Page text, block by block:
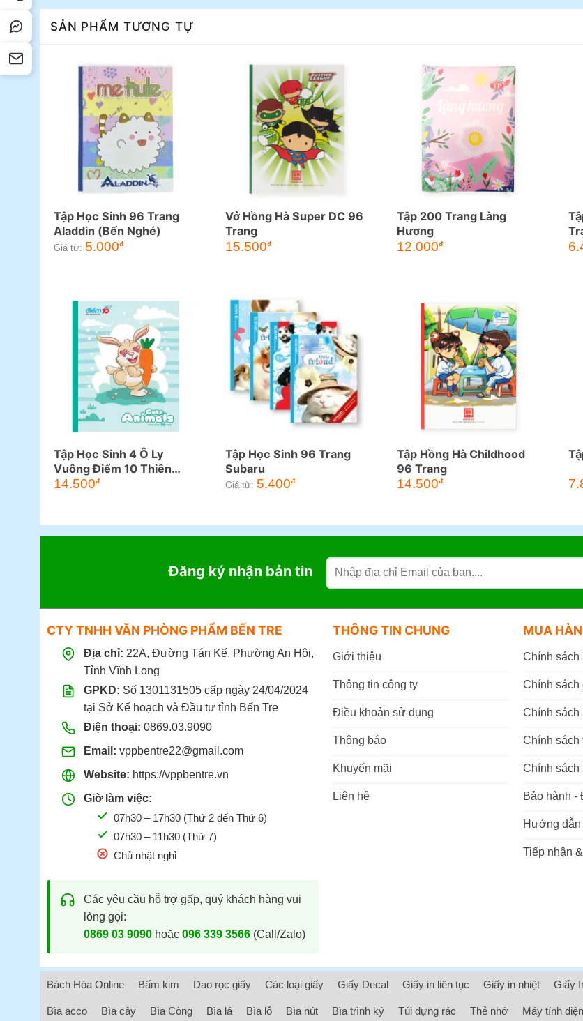
SẢN PHẨM TƯƠNG TỰ
Tập Học Sinh 96 Trang
Aladdin (Bến Nghé)
Giá từ: 5.000đ
Vở Hồng Hà Super DC 96
Trang
15.500đ
Tập 200 Trang Làng
Hương
12.000đ
Tập Học Sinh 4 Ô Ly
Vuông Điểm 10 Thiên
Long 96 Trang
14.500đ
Tập Học Sinh 96 Trang
Subaru
Giá từ: 5.400đ
Tập Hồng Hà Childhood
96 Trang
14.500đ
Đăng ký nhận bản tin
CTY TNHH VĂN PHÒNG PHẨM BẾN TRE
Địa chỉ: 22A, Đường Tán Kế, Phường An Hội,
Tỉnh Vĩnh Long
GPKD: Số 1301131505 cấp ngày 24/04/2024
tại Sở Kế hoạch và Đầu tư tỉnh Bến Tre
Điện thoại: 0869.03.9090
Email: vppbentre22@gmail.com
Website: https://vppbentre.vn
Giờ làm việc:
07h30 – 17h30 (Thứ 2 đến Thứ 6)
07h30 – 11h30 (Thứ 7)
Chủ nhật nghỉ
Các yêu cầu hỗ trợ gấp, quý khách hàng vui
lòng gọi:
0869 03 9090hoặc 096 339 3566(Call/Zalo)
THÔNG TIN CHUNG
Giới thiệu
Thông tin công ty
Điều khoản sử dụng
Thông báo
Khuyến mãi
Liên hệ
MUA
Chính sách
Chính sách
Chính sách
Chính sách
Chính sách
Bảo hành -
Hướng dẫn
Tiếp nhận
Bách Hóa Online Bấm kim Dao rọc giấy Các loại giấy Giấy Decal Giấy in liên tục Giấy in nhiệt Giấy
Bìa acco Bìa cây Bìa Còng Bìa lá Bìa lỗ Bìa nút Bìa trình ký Túi đựng rác Thẻ nhớ Máy tính